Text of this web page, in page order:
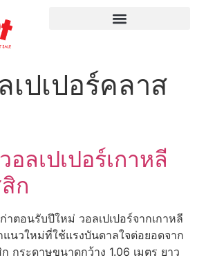
เปเปอร์คลาส
อลเปเปอร์เกาหลี
ก
าตอนรับปีใหม่ วอลเปเปอร์จากเกาหลี
นวใหม่ที่ใช้แรงบันดาลใจต่อยอดจาก
กระดาษขนาดกว้าง 1.06 เมตร ยาว